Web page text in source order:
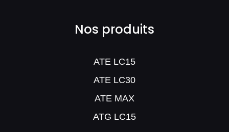
Nos produits
ATE LC15
ATE LC30
ATE MAX
ATG LC15